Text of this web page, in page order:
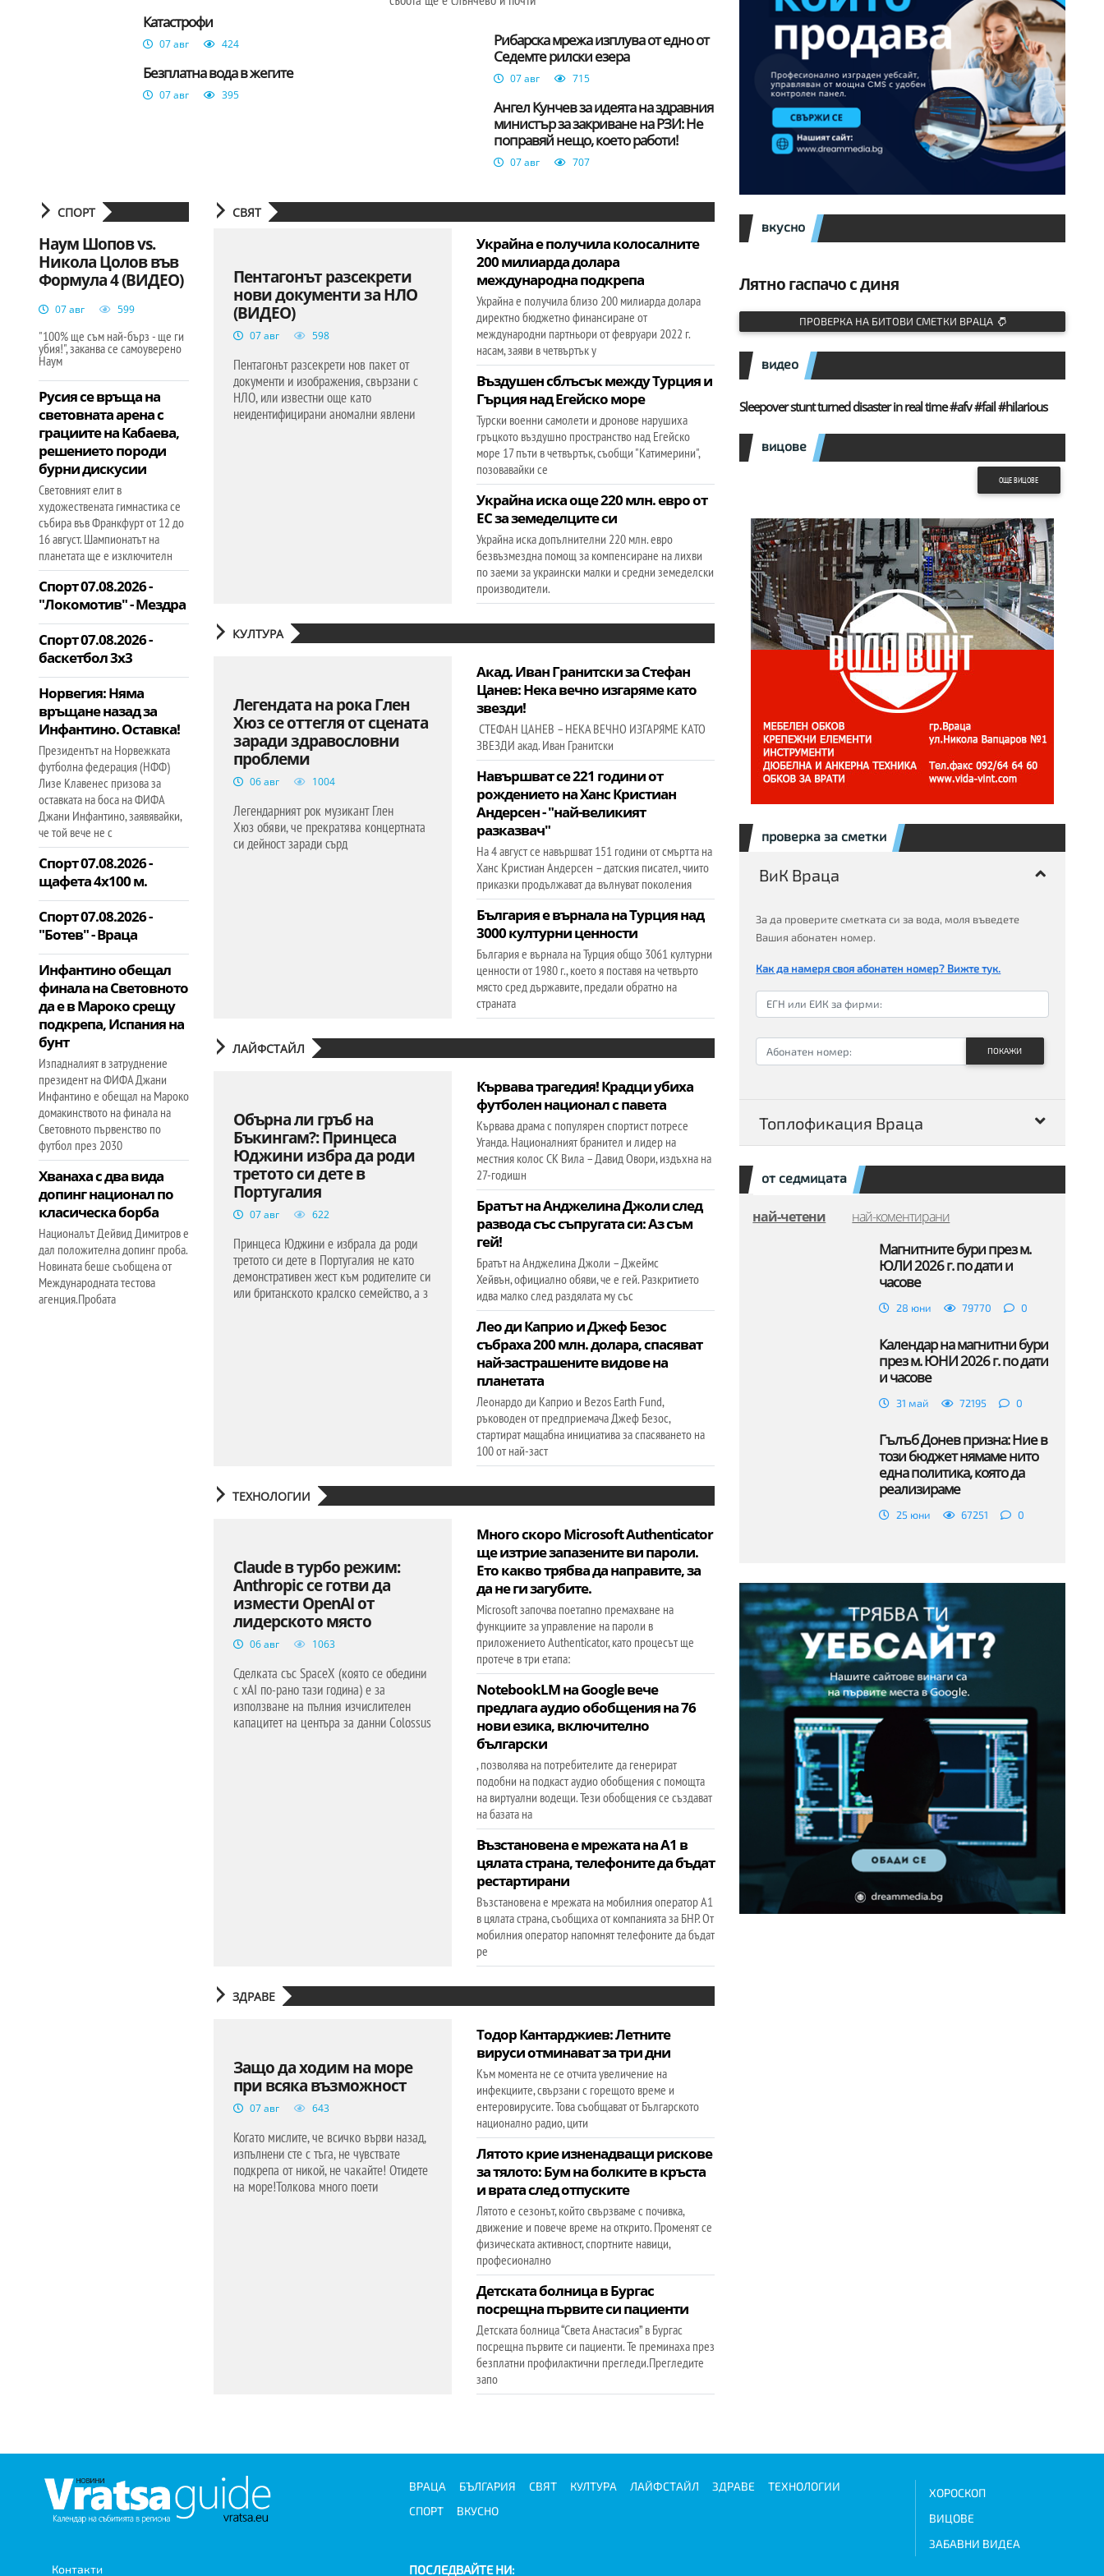
Катастрофи
07 авг 424
Безплатна вода в жегите
07 авг 395
Рибарска мрежа изплува от едно от
Седемте рилски езера
07 авг 715
Ангел Кунчев за идеята на здравния
министър за закриване на РЗИ: Не
поправяй нещо, което работи!
07 авг 707
СПОРТ
Наум Шопов vs.
Никола Цолов във
Формула 4 (ВИДЕО)
07 авг 599
"100% ще съм най-бърз - ще ги
убия!", заканва се самоуверено
Наум
Русия се връща на
световната арена с
грациите на Кабаева,
решението породи
бурни дискусии
Световният елит в
художествената гимнастика се
събира във Франкфурт от 12 до
16 август. Шампионатът на
планетата ще е изключителн
Спорт 07.08.2026 -
"Локомотив" - Мездра
Спорт 07.08.2026 -
баскетбол 3х3
Норвегия: Няма
връщане назад за
Инфантино. Оставка!
Президентът на Норвежката
футболна федерация (НФФ)
Лизе Клавенес призова за
оставката на боса на ФИФА
Джани Инфантино, заявявайки,
че той вече не с
Спорт 07.08.2026 -
щафета 4х100 м.
Спорт 07.08.2026 -
"Ботев" - Враца
Инфантино обещал
финала на Световното
да е в Мароко срещу
подкрепа, Испания на
бунт
Изпадналият в затруднение
президент на ФИФА Джани
Инфантино е обещал на Мароко
домакинството на финала на
Световното първенство по
футбол през 2030
Хванаха с два вида
допинг национал по
класическа борба
Националът Дейвид Димитров е
дал положителна допинг проба.
Новината беше съобщена от
Международната тестова
агенция.Пробата
СВЯТ
Пентагонът разсекрети
нови документи за НЛО
(ВИДЕО)
07 авг 598
Пентагонът разсекрети нов пакет от
документи и изображения, свързани с
НЛО, или известни още като
неидентифицирани аномални явлени
Украйна е получила колосалните
200 милиарда долара
международна подкрепа
Украйна е получила близо 200 милиарда долара
директно бюджетно финансиране от
международни партньори от февруари 2022 г.
насам, заяви в четвъртък у
Въздушен сблъсък между Турция и
Гърция над Егейско море
Турски военни самолети и дронове нарушиха
гръцкото въздушно пространство над Егейско
море 17 пъти в четвъртък, съобщи "Катимерини",
позовавайки се
Украйна иска още 220 млн. евро от
ЕС за земеделците си
Украйна иска допълнителни 220 млн. евро
безвъзмездна помощ за компенсиране на лихви
по заеми за украински малки и средни земеделски
производители.
КУЛТУРА
Легендата на рока Глен
Хюз се оттегля от сцената
заради здравословни
проблеми
06 авг 1004
Легендарният рок музикант Глен
Хюз обяви, че прекратява концертната
си дейност заради сърд
Акад. Иван Гранитски за Стефан
Цанев: Нека вечно изгаряме като
звезди!
СТЕФАН ЦАНЕВ – НЕКА ВЕЧНО ИЗГАРЯМЕ КАТО
ЗВЕЗДИ акад. Иван Гранитски
Навършват се 221 години от
рождението на Ханс Кристиан
Андерсен - "най-великият
разказвач"
На 4 август се навършват 151 години от смъртта на
Ханс Кристиан Андерсен – датския писател, чиито
приказки продължават да вълнуват поколения
България е върнала на Турция над
3000 културни ценности
България е върнала на Турция общо 3061 културни
ценности от 1980 г., което я поставя на четвърто
място сред държавите, предали обратно на
страната
ЛАЙФСТАЙЛ
Обърна ли гръб на
Бъкингам?: Принцеса
Юджини избра да роди
третото си дете в
Португалия
07 авг 622
Принцеса Юджини е избрала да роди
третото си дете в Португалия не като
демонстративен жест към родителите си
или британското кралско семейство, а з
Кървава трагедия! Крадци убиха
футболен национал с павета
Кървава драма с популярен спортист потресе
Уганда. Националният бранител и лидер на
местния колос СК Вила – Давид Овори, издъхна на
27-годишн
Братът на Анджелина Джоли след
развода със съпругата си: Аз съм
гей!
Братът на Анджелина Джоли – Джеймс
Хейвън, официално обяви, че е гей. Разкритието
идва малко след раздялата му със
Лео ди Каприо и Джеф Безос
събраха 200 млн. долара, спасяват
най-застрашените видове на
планетата
Леонардо ди Каприо и Bezos Earth Fund,
ръководен от предприемача Джеф Безос,
стартират мащабна инициатива за спасяването на
100 от най-заст
ТЕХНОЛОГИИ
Claude в турбо режим:
Anthropic се готви да
измести OpenAI от
лидерското място
06 авг 1063
Сделката със SpaceX (която се обедини
с xAI по-рано тази година) е за
използване на пълния изчислителен
капацитет на центъра за данни Colossus
Много скоро Microsoft Authenticator
ще изтрие запазените ви пароли.
Ето какво трябва да направите, за
да не ги загубите.
Microsoft започва поетапно премахване на
функциите за управление на пароли в
приложението Authenticator, като процесът ще
протече в три етапа:
NotebookLM на Google вече
предлага аудио обобщения на 76
нови езика, включително
български
, позволява на потребителите да генерират
подобни на подкаст аудио обобщения с помощта
на виртуални водещи. Тези обобщения се създават
на базата на
Възстановена е мрежата на А1 в
цялата страна, телефоните да бъдат
рестартирани
Възстановена е мрежата на мобилния оператор А1
в цялата страна, съобщиха от компанията за БНР. От
мобилния оператор напомнят телефоните да бъдат
ре
ЗДРАВЕ
Защо да ходим на море
при всяка възможност
07 авг 643
Когато мислите, че всичко върви назад,
изпълнени сте с тъга, не чувствате
подкрепа от никой, не чакайте! Отидете
на море!Толкова много поети
Тодор Кантарджиев: Летните
вируси отминават за три дни
Към момента не се отчита увеличение на
инфекциите, свързани с горещото време и
ентеровирусите. Това съобщават от Българското
национално радио, цити
Лятото крие изненадващи рискове
за тялото: Бум на болките в кръста
и врата след отпуските
Лятото е сезонът, който свързваме с почивка,
движение и повече време на открито. Променят се
физическата активност, спортните навици,
професионално
Детската болница в Бургас
посрещна първите си пациенти
Детската болница “Света Анастасия” в Бургас
посрещна първите си пациенти. Те преминаха през
безплатни профилактични прегледи.Прегледите
запо
вкусно
Лятно гаспачо с диня
ПРОВЕРКА НА БИТОВИ СМЕТКИ ВРАЦА
видео
Sleepover stunt turned disaster in real time #afv #fail #hilarious
вицове
ОЩЕ ВИЦОВЕ
проверка за сметки
ВиК Враца
За да проверите сметката си за вода, моля въведете
Вашия абонатен номер.
Как да намеря своя абонатен номер? Вижте тук.
ПОКАЖИ
Топлофикация Враца
от седмицата
най-четени най-коментирани
Магнитните бури през м.
ЮЛИ 2026 г. по дати и
часове
28 юни 79770 0
Календар на магнитни бури
през м. ЮНИ 2026 г. по дати
и часове
31 май 72195 0
Гълъб Донев призна: Ние в
този бюджет нямаме нито
една политика, която да
реализираме
25 юни 67251 0
Контакти
ВРАЦА БЪЛГАРИЯ СВЯТ КУЛТУРА ЛАЙФСТАЙЛ ЗДРАВЕ
ТЕХНОЛОГИИ
СПОРТ
ВКУСНО
ПОСЛЕДВАЙТЕ НИ:
ХОРОСКОП
ВИЦОВЕ
ЗАБАВНИ ВИДЕА